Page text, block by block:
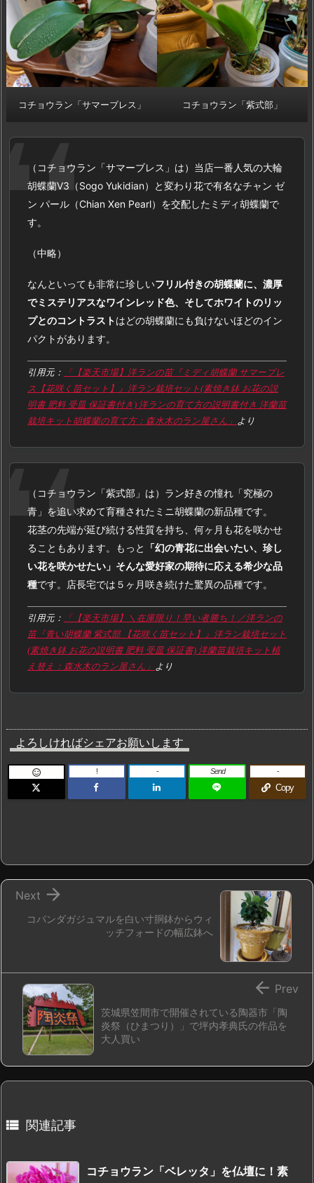
コチョウラン「サマーブレス」 コチョウラン「紫式部」
（コチョウラン「サマーブレス」は）当店一番人気の大輪
胡蝶蘭V3（Sogo Yukidian）と変わり花で有名なチャン ゼ
ン パール（Chian Xen Pearl）を交配したミディ胡蝶蘭で
す。
（中略）
なんといっても非常に珍しいフリル付きの胡蝶蘭に、濃厚
でミステリアスなワインレッド色、そしてホワイトのリッ
プとのコントラストはどの胡蝶蘭にも負けないほどのイン
パクトがあります。
引用元：
「【楽天市場】洋ランの苗『ミディ胡蝶蘭 サマーブレ
ス【花咲く苗セット】』洋ラン栽培セット(素焼き鉢 お花の説
明書 肥料 受皿 保証書付き) 洋ランの育て方の説明書付き 洋蘭苗
栽培キット胡蝶蘭の育て方：森水木のラン屋さん」 より
（コチョウラン「紫式部」は）ラン好きの憧れ「究極の
青」を追い求めて育種されたミニ胡蝶蘭の新品種です。
花茎の先端が延び続ける性質を持ち、何ヶ月も花を咲かせ
ることもあります。もっと
「幻の青花に出会いたい、珍し
い花を咲かせたい」そんな愛好家の期待に応える希少な品
種です。店長宅では５ヶ月咲き続けた驚異の品種です。
引用元：
「【楽天市場】＼在庫限り！早い者勝ち！／洋ランの
苗『青い胡蝶蘭 紫式部 【花咲く苗セット】』洋ラン栽培セット
(素焼き鉢 お花の説明書 肥料 受皿 保証書) 洋蘭苗栽培キット植
え替え：森水木のラン屋さん」 より
よろしければシェアお願いします
 ! - Send
Copy
-
コパンダガジュマルを白い寸胴鉢からウィ
ッチフォードの幅広鉢へ

Next
茨城県笠間市で開催されている陶器市「陶
炎祭（ひまつり）」で坪内孝典氏の作品を
大人買い
 Prev
 関連記事
コチョウラン「ベレッタ」を仏壇に！素